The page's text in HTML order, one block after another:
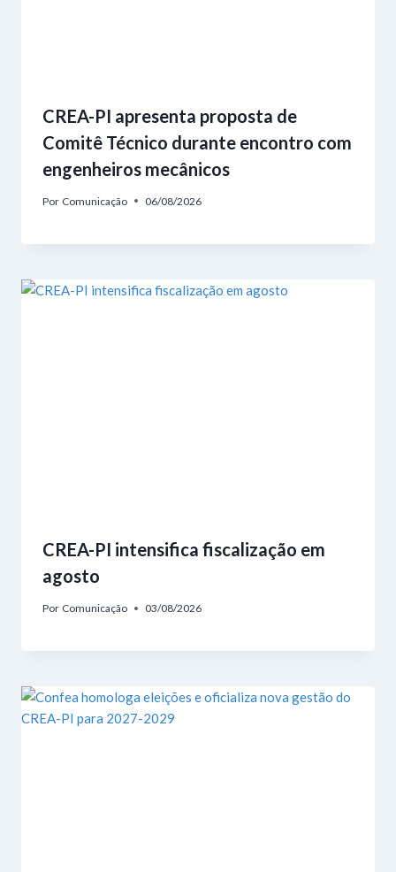
CREA-PI apresenta proposta de
Comitê Técnico durante encontro com
engenheiros mecânicos
Por Comunicação 06/08/2026
CREA-PI intensifica fiscalização em
agosto
Por Comunicação 03/08/2026